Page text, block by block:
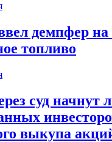
демпфер на
топливо
суд начнут
выкупа